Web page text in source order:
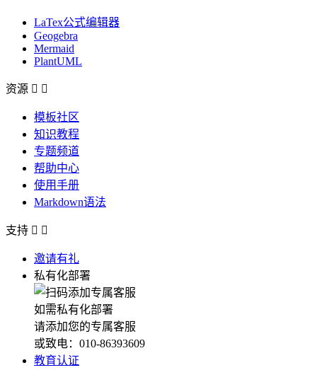
LaTex公式编辑器
Geogebra
Mermaid
PlantUML
资源  
模板社区
知识教程
专题频道
帮助中心
使用手册
Markdown语法
支持  
邀请有礼
私有化部署
如需私有化部署
请添加您的专属客服
或致电：010-86393609
教育认证